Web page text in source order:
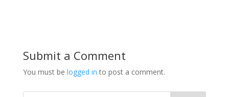
Submit a Comment
You must be logged in to post a comment.